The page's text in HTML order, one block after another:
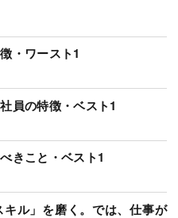
・ワースト1
員の特徴・ベスト1
きこと・ベスト1
ル」を磨く。では、仕事が